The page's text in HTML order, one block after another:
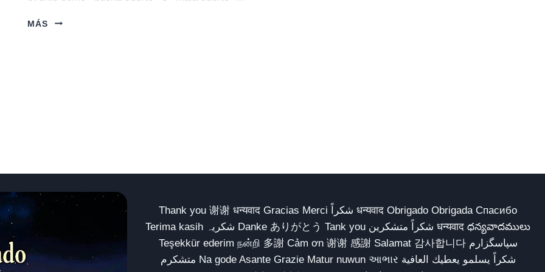
MÁS
EL
Thank you 谢谢 धन्यवाद Gracias Merci شكراً धन्यवाद Obrigado Obrigada Спасибо
Terima kasih شکریہ Danke ありがとう Tank you شكراً متشكرين धन्यवाद ధన్యవాదములు
Teşekkür ederim நன்றி 多謝 Cảm ơn 谢谢 感謝 Salamat 감사합니다 سپاسگزارم
متشکرم Na gode Asante Grazie Matur nuwun આભાર شكراً يسلمو يعطيك العافية